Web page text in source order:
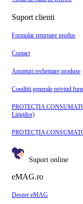
Suport clienti
Formular returnare produs
Contact
Anunturi rechemare produse
Conditii generale privind
PROTECŢIA
Litigiilor)
PROTECŢIA
Suport online
eMAG.ro
Despre eMAG